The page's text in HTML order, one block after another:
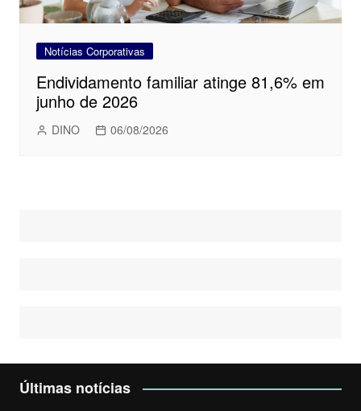
Notícias Corporativas
Endividamento familiar atinge 81,6% em
junho de 2026
DINO 06/08/2026
Últimas notícias